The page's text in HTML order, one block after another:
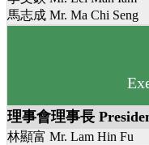
馬志成 Mr. Ma Chi Seng
理事會理事長
林顯富 Mr. Lam Hin Fu